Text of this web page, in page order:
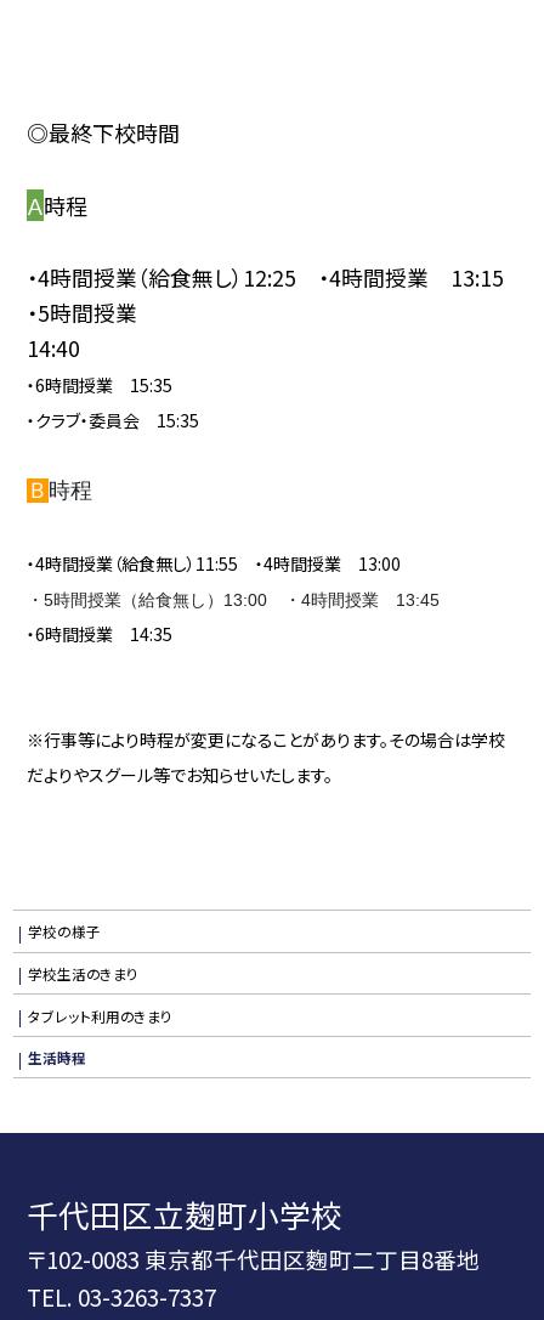
◎最終下校時間
Ａ時程
・4時間授業（給食無し）12:25 ・4時間授業 13:15
・5時間授業
14:40
・6時間授業 15:35
・クラブ・委員会 15:35
Ｂ 時程
・4時間授業（給食無し）11:55 ・4時間授業 13:00
・5時間授業（給食無し）13:00 ・4時間授業 13:45
・6時間授業 14:35
※行事等により時程が変更になることがあります。その場合は学校
だよりやスグール等でお知らせいたします。
学校の様子
学校生活のきまり
タブレット利用のきまり
生活時程
千代田区立麹町小学校
〒102-0083 東京都千代田区麴町二丁目8番地
TEL. 03-3263-7337